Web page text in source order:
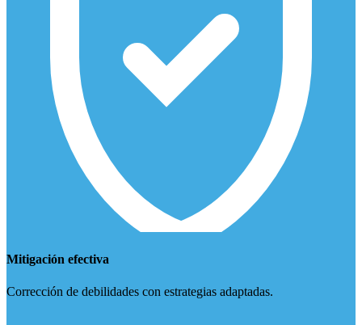
Mitigación efectiva
Corrección de debilidades con estrategias adaptadas.